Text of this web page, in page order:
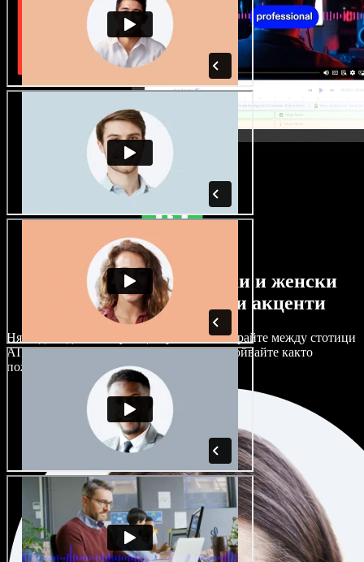
Огромен избор от мъжки и женски
гласове с най-различни акценти
Няма два еднакво звучащи проекта. Избирайте между стотици
AI гласови актьори и акценти и ги настройвайте както
пожелаете.